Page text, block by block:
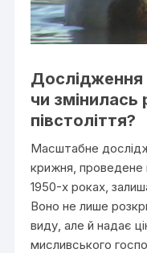
Дослідження
чи змінилась
півстоліття?
Масштабне
крижня, проведене
1950-х роках,
Воно не лише
виду, але й надає
мисливського